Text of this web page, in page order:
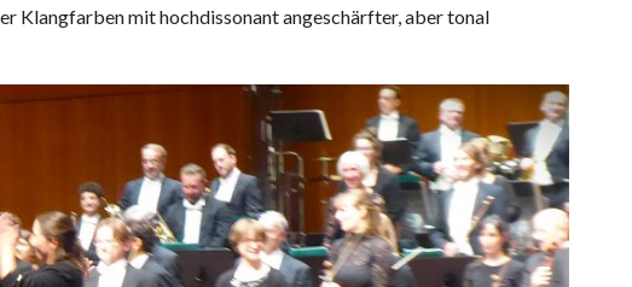
Klangfarben mit hochdissonant angeschärfter, aber tonal